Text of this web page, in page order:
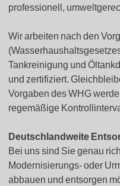
professionell,
Wir arbeiten nach den
Tankreinigung und
und zertifiziert.
Vorgaben des WHG
regemäßige
Deutschlandweite
Bei uns sind Sie genau
Modernisierungs- oder
abbauen und entsorgen